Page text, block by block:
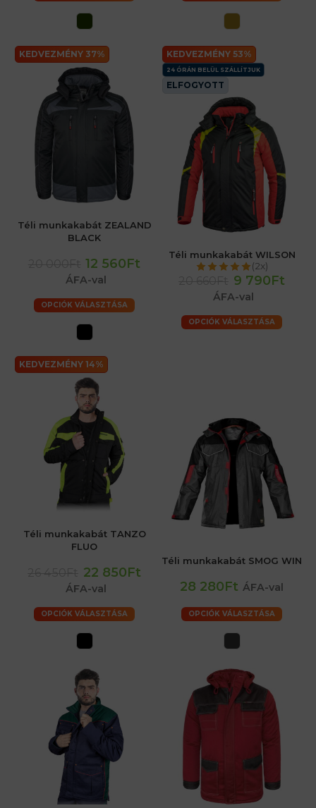
KEDVEZMÉNY 37%
Téli munkakabát ZEALAND
BLACK
12 560Ft
ÁFA-val
OPCIÓK VÁLASZTÁSA
KEDVEZMÉNY 53%
24 ÓRÁN BELÜL SZÁLLÍTJUK
ELFOGYOTT
Téli munkakabát WILSON
(2x)
9 790Ft
ÁFA-val
OPCIÓK VÁLASZTÁSA
KEDVEZMÉNY 14%
Téli munkakabát TANZO
FLUO
22 850Ft
ÁFA-val
OPCIÓK VÁLASZTÁSA
Téli munkakabát SMOG WIN
28 280Ft ÁFA-val
OPCIÓK VÁLASZTÁSA